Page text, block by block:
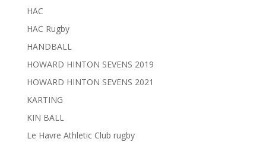
HAC
HAC Rugby
HANDBALL
HOWARD HINTON SEVENS 2019
HOWARD HINTON SEVENS 2021
KARTING
KIN BALL
Le Havre Athletic Club rugby